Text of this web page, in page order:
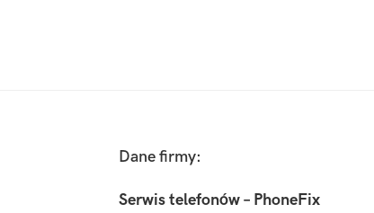
Dane firmy:
Serwis telefonów – PhoneFix